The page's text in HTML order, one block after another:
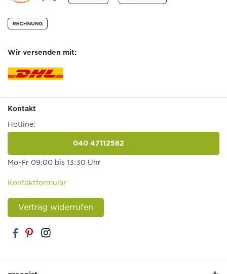
Wir versenden mit:
Kontakt
Hotline:
040 47112582
Mo-Fr 09:00 bis 13:30 Uhr
Kontaktformular
Vertrag widerrufen